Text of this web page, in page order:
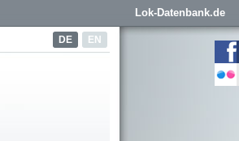
Lok-Datenbank.de
DE EN